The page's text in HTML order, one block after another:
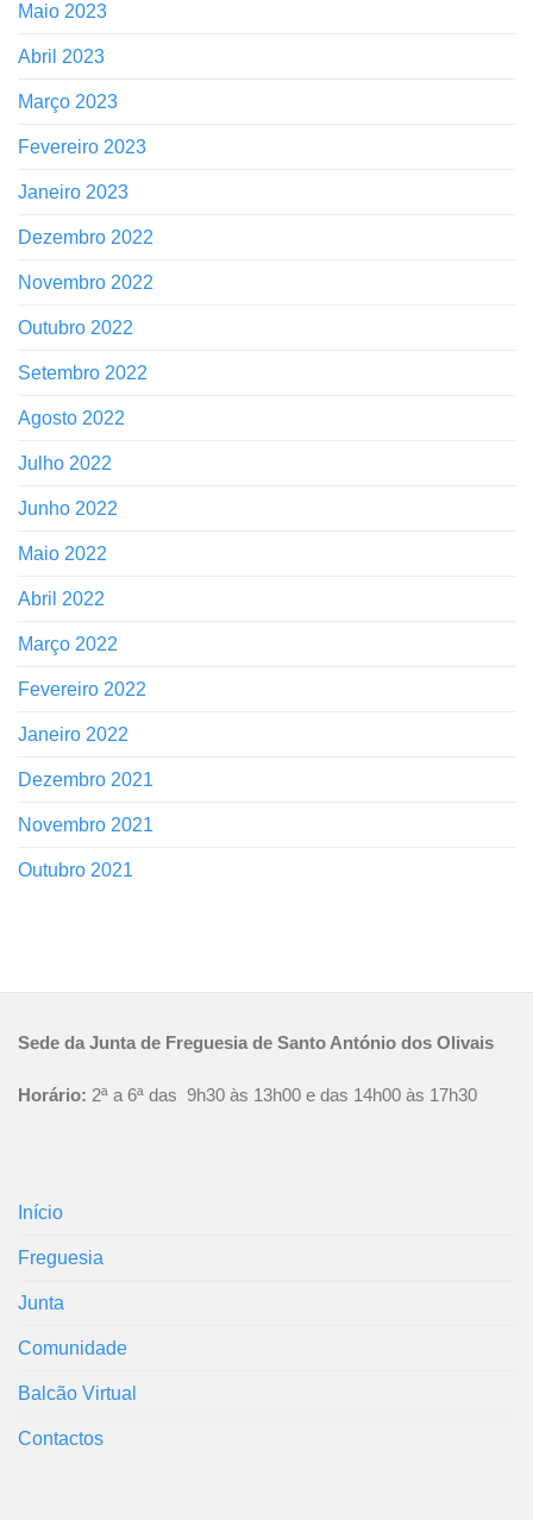
Maio 2023
Abril 2023
Março 2023
Fevereiro 2023
Janeiro 2023
Dezembro 2022
Novembro 2022
Outubro 2022
Setembro 2022
Agosto 2022
Julho 2022
Junho 2022
Maio 2022
Abril 2022
Março 2022
Fevereiro 2022
Janeiro 2022
Dezembro 2021
Novembro 2021
Outubro 2021
Sede da Junta de Freguesia de Santo António dos Olivais
Horário: 2ª a 6ª das 9h30 às 13h00 e das 14h00 às 17h30
Início
Freguesia
Junta
Comunidade
Balcão Virtual
Contactos